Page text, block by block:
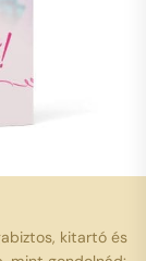
kitartó és